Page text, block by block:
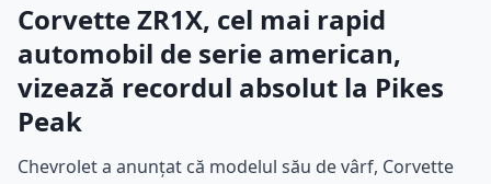
Corvette ZR1X, cel mai rapid
automobil de serie american,
vizează recordul absolut la Pikes
Peak
Chevrolet a anunțat că modelul său de vârf, Corvette